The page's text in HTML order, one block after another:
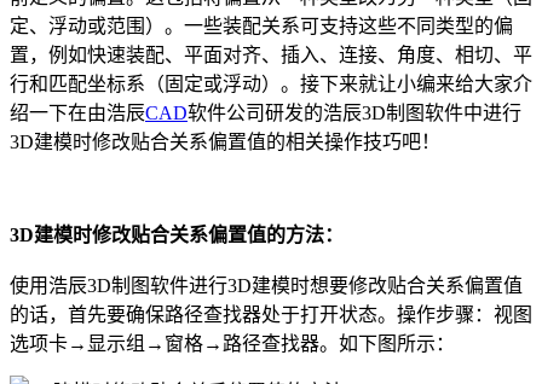
定、浮动或范围）。一些装配关系可支持这些不同类型的偏
置，例如快速装配、平面对齐、插入、连接、角度、相切、平
行和匹配坐标系（固定或浮动）。接下来就让小编来给大家介
绍一下在由浩辰CAD软件公司研发的浩辰3D制图软件中进行
3D建模时修改贴合关系偏置值的相关操作技巧吧！
3D建模时修改贴合关系偏置值的方法：
使用浩辰3D制图软件进行3D建模时想要修改贴合关系偏置值
的话，首先要确保路径查找器处于打开状态。操作步骤：视图
选项卡→显示组→窗格→路径查找器。如下图所示：